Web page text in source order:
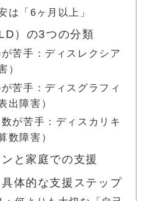
は「6ヶ月以上」
）の3つの分類
苦手：ディスレクシア
）
苦手：ディスグラフィ
出障害）
が苦手：ディスカリキ
数障害）
と家庭での支援
体的な支援ステップ